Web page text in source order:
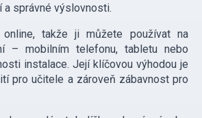
správné výslovnosti.
online, takže ji můžete používat na
– mobilním telefonu, tabletu nebo
instalace. Její klíčovou výhodou je
pro učitele a zároveň zábavnost pro